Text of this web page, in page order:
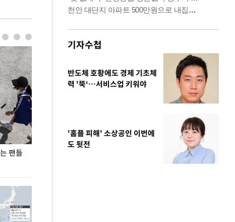
팬들
이 대통령, '청년 대책 속도 높여야…폭염 문제도 입추 코앞인데
기자수첩
반도체 호황에도 경제 기초체
력 '뚝‘…서비스업 키워야
'홈플 피해' 소상공인 이번에
도 뒷전